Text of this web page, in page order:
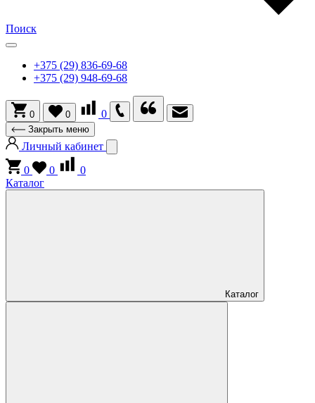
Поиск
+375 (29) 836-69-68
+375 (29) 948-69-68
0 0 0
Закрыть меню
Личный кабинет
0
0
0
Каталог
Каталог